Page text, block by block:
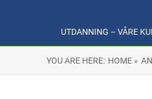
UTDANNING – VÅRE
YOU ARE HERE: HOME »